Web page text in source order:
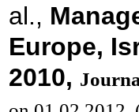
al.,
Europe,
2010,